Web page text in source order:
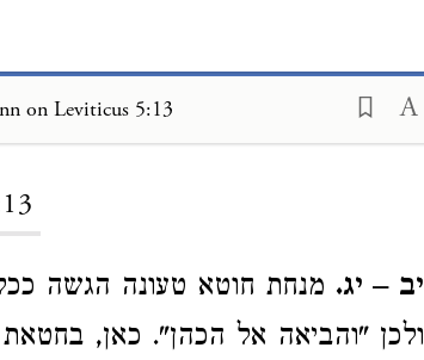
on Leviticus 5:13
יב – יג. מנחת חוטא טעונה הגשה
ולכן "והביאה אל הכהן". כאן,